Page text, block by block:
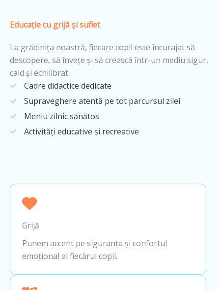
Educație cu grijă și suflet
La grădinița noastră, fiecare copil este încurajat să
descopere, să învețe și să crească într-un mediu sigur,
cald și echilibrat.
Cadre didactice dedicate
Supraveghere atentă pe tot parcursul zilei
Meniu zilnic sănătos
Activități educative și recreative
Grijă
Punem accent pe siguranța și confortul
emoțional al fiecărui copil.